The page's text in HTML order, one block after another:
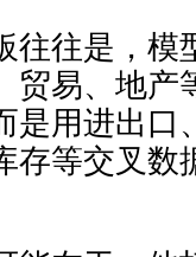
往往是，模
贸易、地产
是用进出口
存等交叉数